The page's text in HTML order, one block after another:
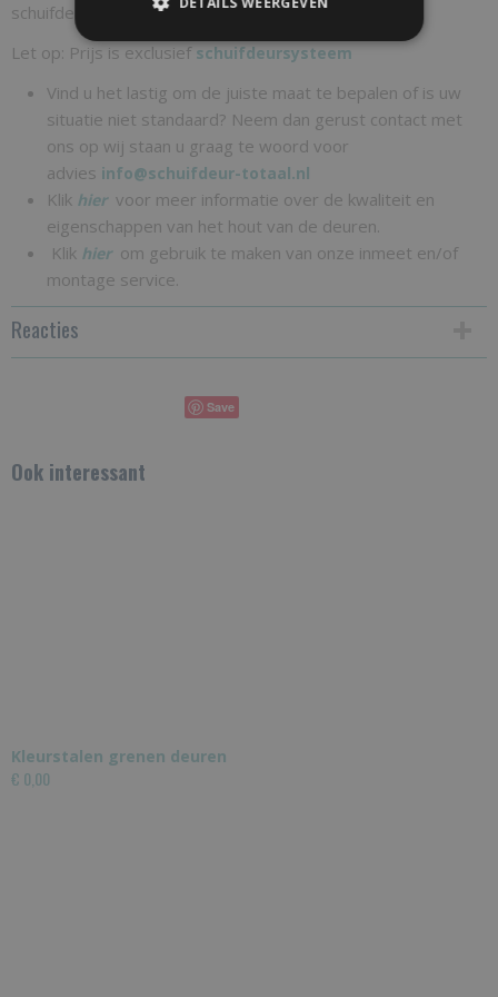
schuifdeursysteem besteld)
Let op: Prijs is exclusief schuifdeursysteem
Vind u het lastig om de juiste maat te bepalen of is uw
situatie niet standaard? Neem dan gerust contact met
ons op wij staan u graag te woord voor
advies info@schuifdeur-totaal.nl
Klik hier voor meer informatie over de kwaliteit en
eigenschappen van het hout van de deuren.
Klik hier om gebruik te maken van onze inmeet en/of
montage service.
Reacties
Save
Ook interessant
Kleurstalen grenen deuren
€ 0,00